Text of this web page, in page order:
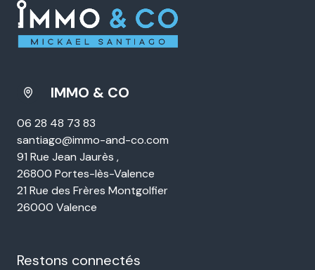
Ce site est protégé par reCAPTCHA, lesPolitiques de Confidentialité
Conditions d'utilisation
de Google s'appliquent.
IMMO & CO
06 28 48 73 83
santiago@immo-and-co.com
91 Rue Jean Jaurès ,
26800 Portes-lès-Valence